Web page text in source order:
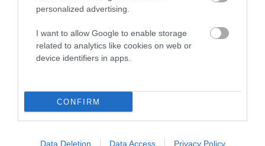
personalized advertising.
I want to allow Google to enable storage
related to analytics like cookies on web or
device identifiers in apps.
CONFIRM
Data Deletion Data Access Privacy Policy
μπαρκάρει…
06/08/2026
Η νεολαία της Άνδρου είναι
εδώ. Χρειάζεται όμως
ευκαιρίες για να φανεί.
05/08/2026